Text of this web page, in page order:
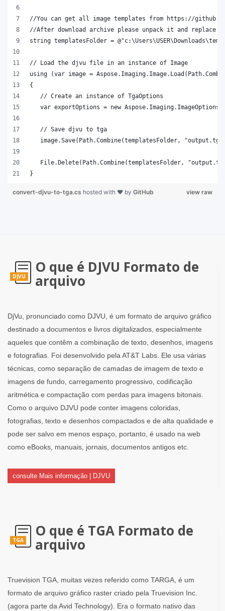
}
view raw
convert-djvu-to-tga.cs hosted with ❤ by GitHub
DJVU
O que é DJVU Formato de
arquivo
DjVu, pronunciado como DJVU, é um formato de arquivo gráfico
destinado a documentos e livros digitalizados, especialmente
aqueles que contêm a combinação de texto, desenhos, imagens
e fotografias. Foi desenvolvido pela AT&T Labs. Ele usa várias
técnicas, como separação de camadas de imagem de texto e
imagens de fundo, carregamento progressivo, codificação
aritmética e compactação com perdas para imagens bitonais.
Como o arquivo DJVU pode conter imagens coloridas,
fotografias, texto e desenhos compactados e de alta qualidade e
pode ser salvo em menos espaço, portanto, é usado na web
como eBooks, manuais, jornais, documentos antigos etc.
consulte Mais informação | DJVU
TGA
O que é TGA Formato de
arquivo
Truevision TGA, muitas vezes referido como TARGA, é um
formato de arquivo gráfico raster criado pela Truevision Inc.
(agora parte da Avid Technology). Era o formato nativo das